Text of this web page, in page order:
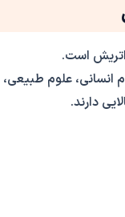
اتریش است.
انسانی، علوم طبیعی،
دارند.